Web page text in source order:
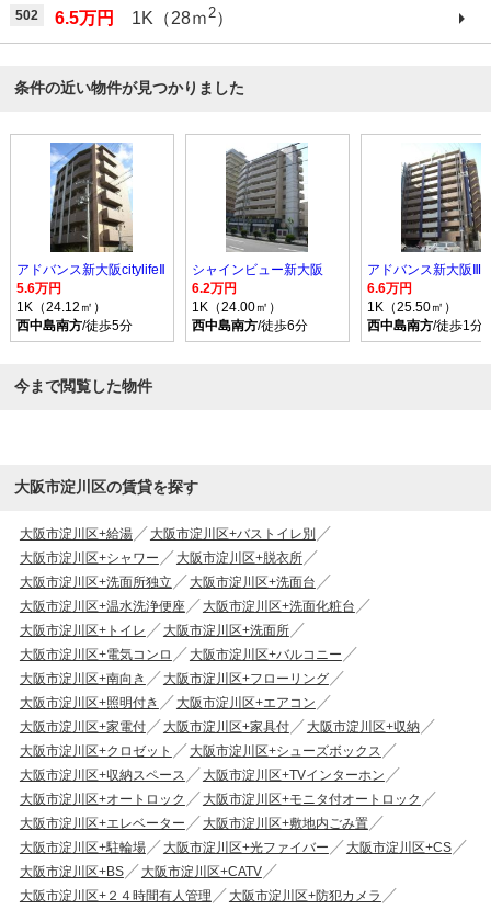
502 6.5万円 1K（28ｍ2）
条件の近い物件が見つかりました
アドバンス新大阪citylifeⅡ
5.6万円
1K（24.12㎡）
西中島南方/徒歩5分
シャインビュー新大阪
6.2万円
1K（24.00㎡）
西中島南方/徒歩6分
アドバンス新大阪Ⅲ
6.6万円
1K（25.50㎡）
西中島南方/徒歩1分
今まで閲覧した物件
大阪市淀川区の賃貸を探す
大阪市淀川区+給湯
大阪市淀川区+バストイレ別
大阪市淀川区+シャワー
大阪市淀川区+脱衣所
大阪市淀川区+洗面所独立
大阪市淀川区+洗面台
大阪市淀川区+温水洗浄便座
大阪市淀川区+洗面化粧台
大阪市淀川区+トイレ
大阪市淀川区+洗面所
大阪市淀川区+電気コンロ
大阪市淀川区+バルコニー
大阪市淀川区+南向き
大阪市淀川区+フローリング
大阪市淀川区+照明付き
大阪市淀川区+エアコン
大阪市淀川区+家電付
大阪市淀川区+家具付
大阪市淀川区+収納
大阪市淀川区+クロゼット
大阪市淀川区+シューズボックス
大阪市淀川区+収納スペース
大阪市淀川区+TVインターホン
大阪市淀川区+オートロック
大阪市淀川区+モニタ付オートロック
大阪市淀川区+エレベーター
大阪市淀川区+敷地内ごみ置
大阪市淀川区+駐輪場
大阪市淀川区+光ファイバー
大阪市淀川区+CS
大阪市淀川区+BS
大阪市淀川区+CATV
大阪市淀川区+２４時間有人管理
大阪市淀川区+防犯カメラ